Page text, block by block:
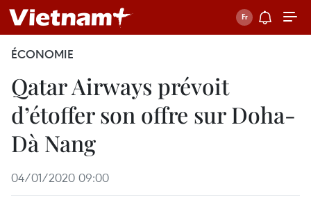
ÉCONOMIE
Qatar Airways prévoit
d’étoffer son offre sur Doha-
Dà Nang
04/01/2020 09:00